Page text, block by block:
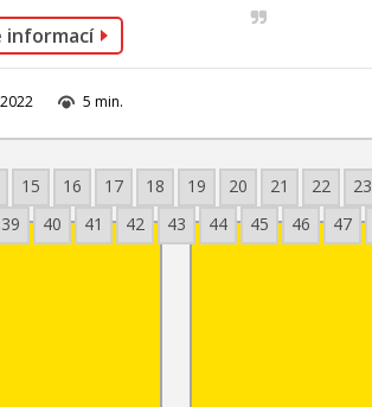
informací
5 min.
15 16 17 18 19 20 21 22 23
39 40 41 42 43 44 45 46 47